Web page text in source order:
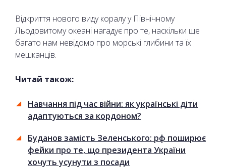
Відкриття нового виду коралу у Північному
Льодовитому океані нагадує про те, наскільки ще
багато нам невідомо про морські глибини та їх
мешканців.
Читай також:
Навчання під час війни: як українські діти
адаптуються за кордоном?
Буданов замість Зеленського: рф поширює
фейки про те, що президента України
хочуть усунути з посади